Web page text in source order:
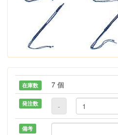
在庫数 7 個
発注数 -
備考